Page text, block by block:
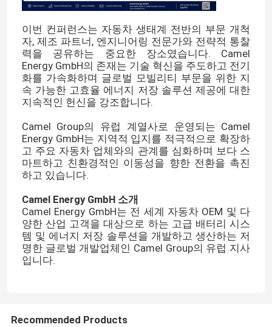
이번 컨퍼런스는 자동차 생태계 전반의 부문 개척
자, 제조 파트너, 엔지니어링 전문가와 전략적 통찰
력을 공유하는 중요한 장소였습니다. Camel
Energy GmbH의 존재는 기술 혁신을 주도하고 전기
화를 가속화하며 글로벌 모빌리티 부문을 위한 지
속 가능한 고효율 에너지 저장 솔루션 제공에 대한
지속적인 헌신을 강조합니다.
Camel Group의 유럽 계열사로 운영되는 Camel
Energy GmbH는 지역적 입지를 적극적으로 확장하
고 주요 자동차 업체와의 관계를 심화하며 보다 스
마트하고 친환경적인 이동성을 향한 전환을 촉진
하고 있습니다.
Camel Energy GmbH 소개
Camel Energy GmbH는 전 세계 자동차 OEM 및 다
양한 산업 고객을 대상으로 하는 고급 배터리 시스
템 및 에너지 저장 솔루션을 개발하고 생산하는 저
명한 글로벌 개발업체인 Camel Group의 유럽 지사
입니다.
Recommended Products